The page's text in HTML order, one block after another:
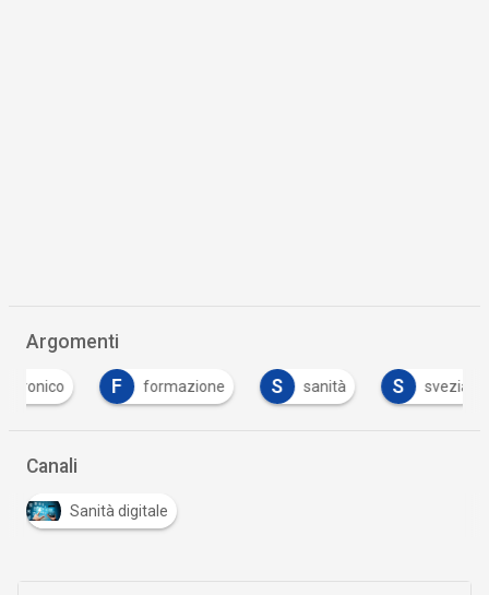
Argomenti
F formazione S sanità S svezia T
Canali
Sanità digitale